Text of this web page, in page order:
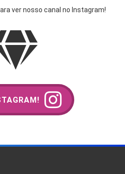
ver nosso canal no Instagram!